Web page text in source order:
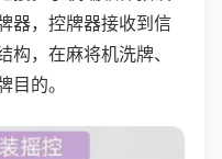
器，控牌器接收到信
，在麻将机洗牌、
的。